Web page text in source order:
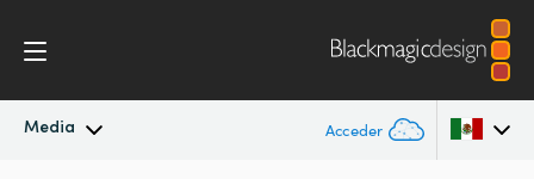
Media Acceder